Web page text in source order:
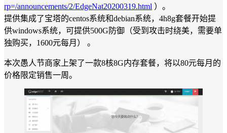
rp=/announcements/2/EdgeNat20200319.html ）。
提供集成了宝塔的centos系统和debian系统，4h8g套餐开始提
供windows系统，可提供500G防御（受到攻击时绕美，需要单
独购买，1600元每月） 。
本次愚人节商家上架了一款8核8G内存套餐，将以80元每月的
价格限定销售一周。